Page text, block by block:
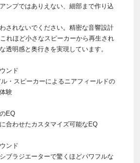
ンプではありえない、細部まで作り込
されないでください。精密な音響設計
れほど小さなスピーカーから再生され
透明感と奥行きを実現しています。
ンド
・スピーカーによるニアフィールドの
験
EQ
合わせたカスタマイズ可能なEQ
ンド
ブラジエーターで驚くほどパワフルな